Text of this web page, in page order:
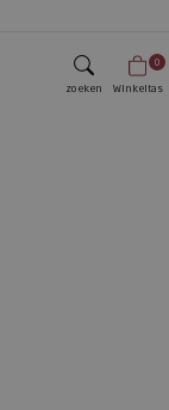
zoeken
0
Winkeltas